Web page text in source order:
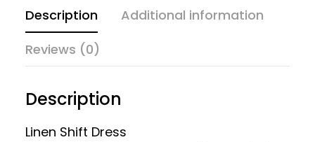
Description
Additional information
Reviews (0)
Description
Linen Shift Dress